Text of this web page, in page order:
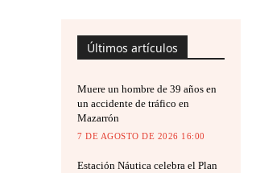
Últimos artículos
Muere un hombre de 39 años en
un accidente de tráfico en
Mazarrón
7 DE AGOSTO DE 2026 16:00
Estación Náutica celebra el Plan